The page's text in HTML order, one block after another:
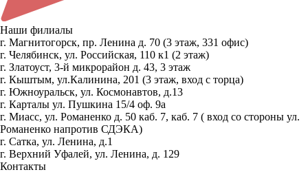
Наши филиалы
г. Магнитогорск, пр. Ленина д. 70 (3 этаж, 331 офис)
г. Челябинск, ул. Российская, 110 к1 (2 этаж)
г. Златоуст, 3-й микрорайон д. 43, 3 этаж
г. Кыштым, ул.Калинина, 201 (3 этаж, вход с торца)
г. Южноуральск, ул. Космонавтов, д.13
г. Карталы ул. Пушкина 15/4 оф. 9а
г. Миасс, ул. Романенко д. 50 каб. 7, каб. 7 ( вход со стороны ул.
Романенко напротив СДЭКА)
г. Сатка, ул. Ленина, д.1
г. Верхний Уфалей, ул. Ленина, д. 129
Контакты